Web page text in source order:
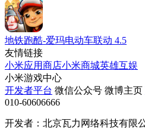
地铁跑酷-爱玛电动车联动 4.5
友情链接
小米应用商店小米商城英雄互娱
小米游戏中心
开发者平台 微信公众号 微博主页
010-60606666
开发者：北京瓦力网络科技有限